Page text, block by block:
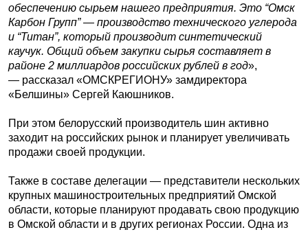
обеспечению сырьем нашего предприятия. Это “Омск
Карбон Групп” — производство технического углерода
и “Титан”, который производит синтетический
каучук. Общий объем закупки сырья составляет в
районе 2 миллиардов российских рублей в год»,
— рассказал «ОМСКРЕГИОНУ» замдиректора
«Белшины» Сергей Каюшников.
При этом белорусский производитель шин активно
заходит на российских рынок и планирует увеличивать
продажи своей продукции.
Также в составе делегации — представители нескольких
крупных машиностроительных предприятий Омской
области, которые планируют продавать свою продукцию
в Омской области и в других регионах России. Одна из